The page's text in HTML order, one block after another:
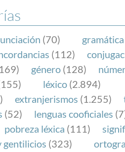
patrocinada por la
cuyo objetivo es
en los medios de
(70) gramática
(112)
género (128)
léxico (2.894)
extranjerismos (1.255)
(52) lenguas cooficiales
pobreza léxica (111)
gentilicios (323)